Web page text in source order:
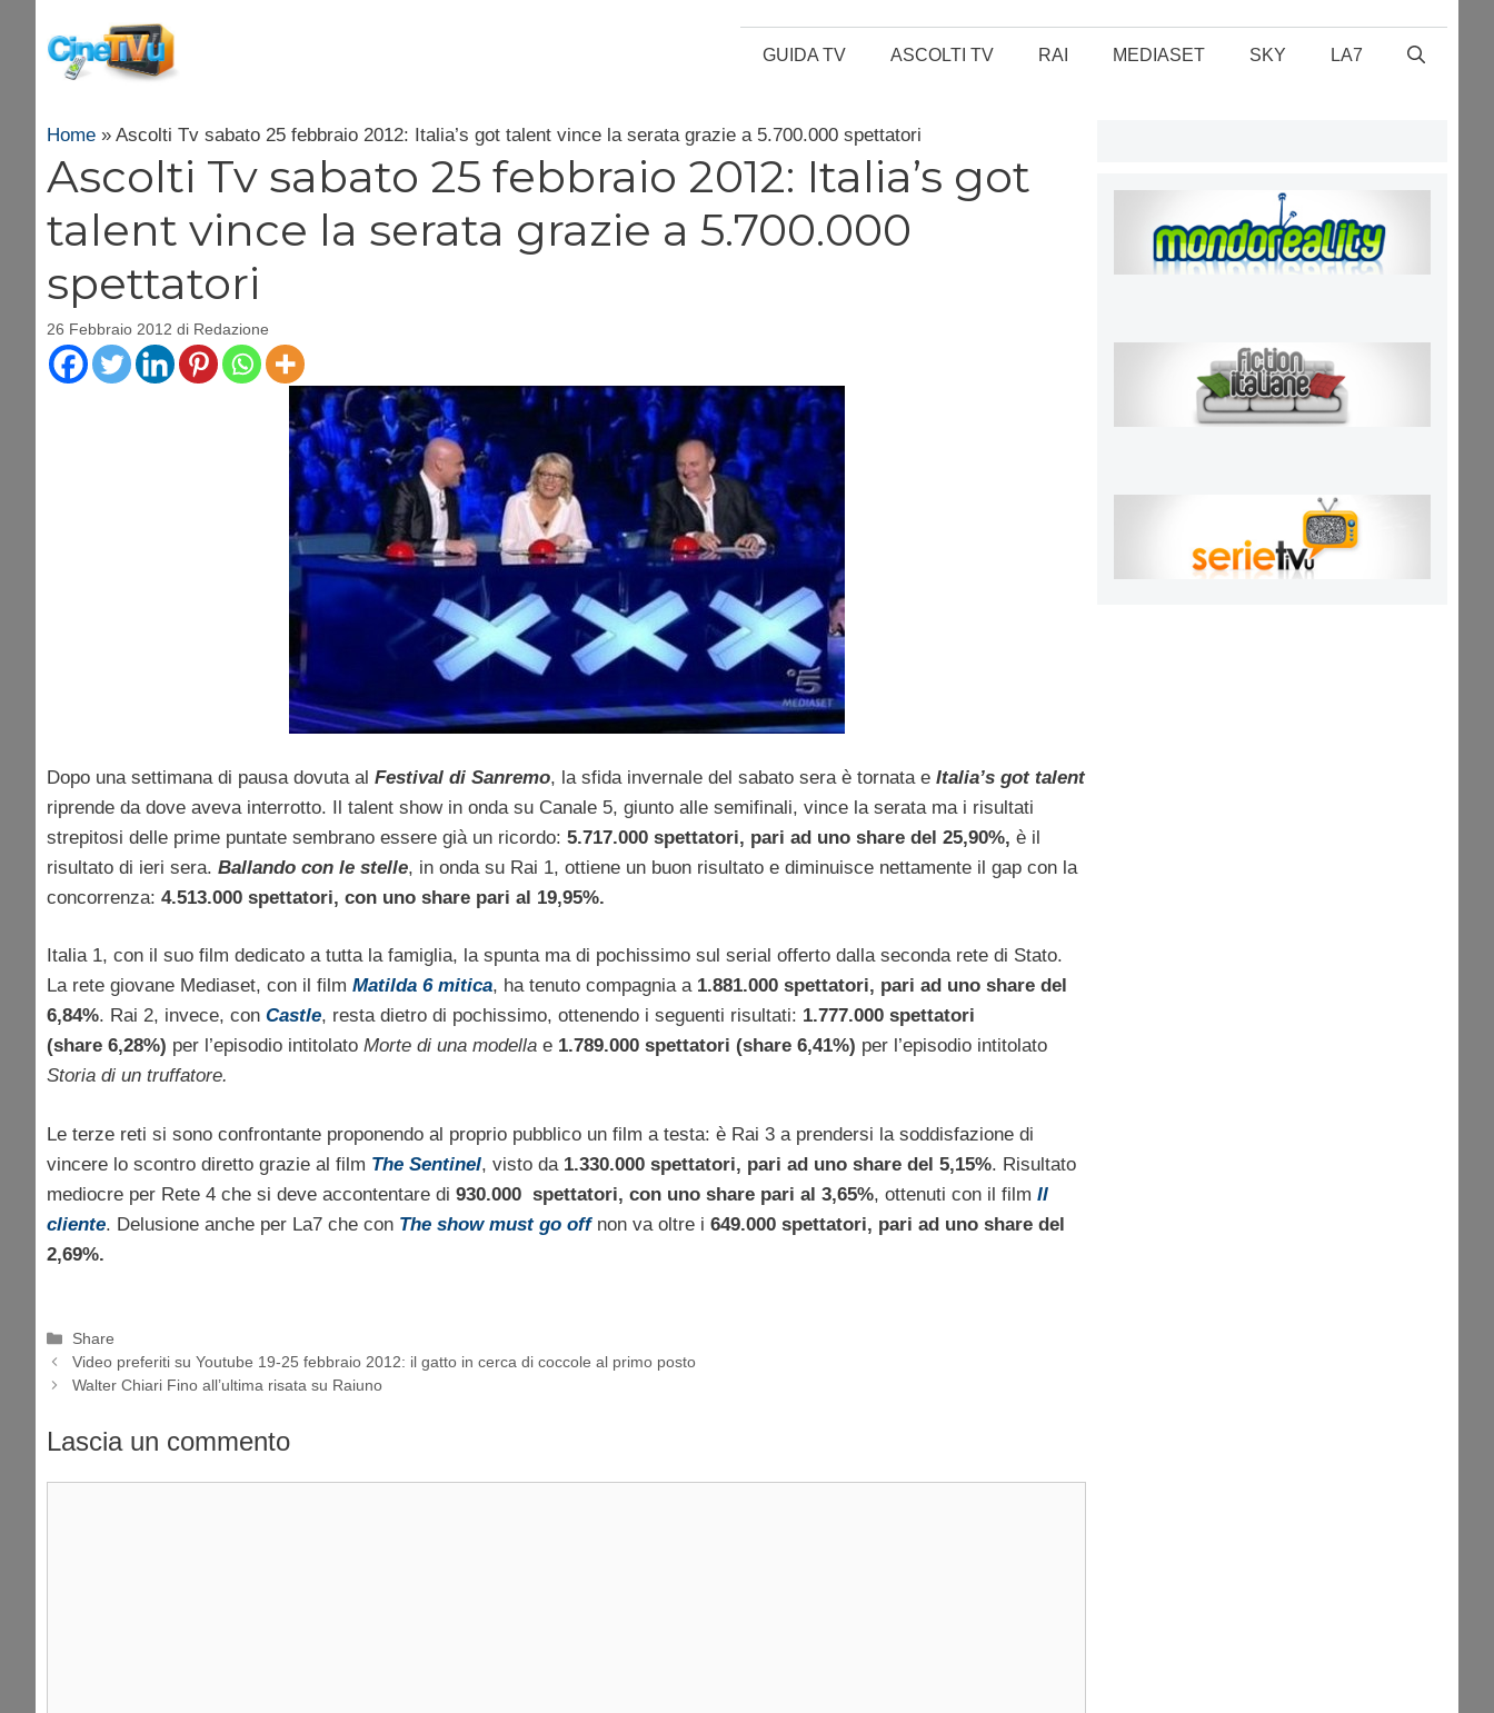
contenuto
GUIDA TV ASCOLTI TV RAI MEDIASET SKY LA7
Home » Ascolti Tv sabato 25 febbraio 2012: Italia’s got talent vince la serata grazie a 5.700.000 spettatori
Ascolti Tv sabato 25 febbraio 2012: Italia’s got
talent vince la serata grazie a 5.700.000
spettatori
26 Febbraio 2012 di Redazione
Dopo una settimana di pausa dovuta al Festival di Sanremo, la sfida invernale del sabato sera è tornata e Italia’s got talent
riprende da dove aveva interrotto. Il talent show in onda su Canale 5, giunto alle semifinali, vince la serata ma i risultati
strepitosi delle prime puntate sembrano essere già un ricordo: 5.717.000 spettatori, pari ad uno share del 25,90%, è il
risultato di ieri sera. Ballando con le stelle, in onda su Rai 1, ottiene un buon risultato e diminuisce nettamente il gap con la
concorrenza: 4.513.000 spettatori, con uno share pari al 19,95%.
Italia 1, con il suo film dedicato a tutta la famiglia, la spunta ma di pochissimo sul serial offerto dalla seconda rete di Stato.
La rete giovane Mediaset, con il film Matilda 6 mitica, ha tenuto compagnia a1.881.000 spettatori, pari ad uno share del
6,84%. Rai 2, invece, con Castle, resta dietro di pochissimo, ottenendo i seguenti risultati: 1.777.000 spettatori
(share 6,28%) per l’episodio intitolato Morte di una modella e 1.789.000 spettatori (share 6,41%) per l’episodio intitolato
Storia di un truffatore.
Le terze reti si sono confrontante proponendo al proprio pubblico un film a testa: è Rai 3 a prendersi la soddisfazione di
vincere lo scontro diretto grazie al film The Sentinel, visto da 1.330.000 spettatori, pari ad uno share del 5,15%. Risultato
mediocre per Rete 4 che si deve accontentare di 930.000 spettatori, con uno share pari al 3,65%, ottenuti con il film Il
cliente. Delusione anche per La7 che con The show must go offnon va oltre i 649.000 spettatori, pari ad uno share del
2,69%.
Categorie
Share
Video preferiti su Youtube 19-25 febbraio 2012: il gatto in cerca di coccole al primo posto
Walter Chiari Fino all’ultima risata su Raiuno
Lascia un commento